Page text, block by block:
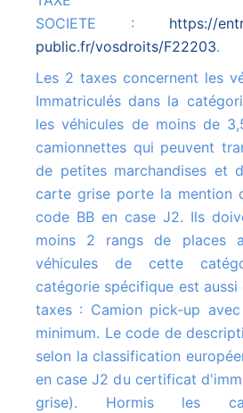
SOCIETE : https://
public.fr/vosdroits/F22203.
Les 2 taxes concernent les véhicules suivants :
Immatriculés dans la
les véhicules de moins de
camionnettes qui peuvent
de petites marchandises et
carte grise porte la mention
code BB en case J2. Ils
moins 2 rangs de places
véhicules de cette
catégorie spécifique est aussi
taxes : Camion pick-up
minimum. Le code de
selon la classification
en case J2 du certificat
grise). Hormis les